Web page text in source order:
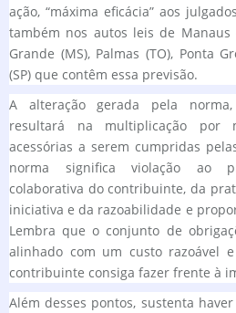
ação, “máxima eficácia” aos
também nos autos leis de Manaus
Grande (MS), Palmas (TO), Ponta
(SP) que contêm essa previsão.
A alteração gerada pela
resultará na multiplicação por
acessórias a serem cumpridas
norma significa violação ao
colaborativa do contribuinte, da
iniciativa e da razoabilidade e
Lembra que o conjunto de
alinhado com um custo razoável
contribuinte consiga fazer frente à
Além desses pontos, sustenta